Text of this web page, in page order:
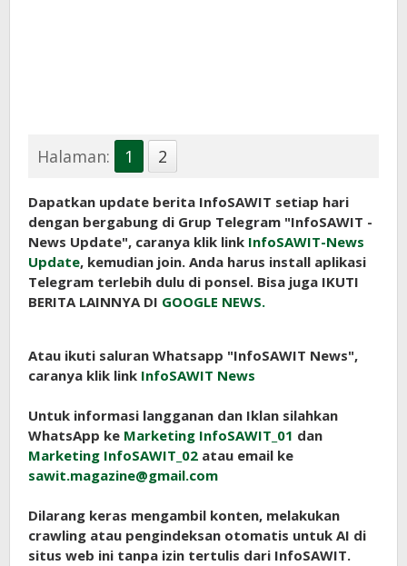
Halaman: 1 2
Dapatkan update berita InfoSAWIT setiap hari
dengan bergabung di Grup Telegram "InfoSAWIT -
News Update", caranya klik link InfoSAWIT-News
Update, kemudian join. Anda harus install aplikasi
Telegram terlebih dulu di ponsel. Bisa juga IKUTI
BERITA LAINNYA DI GOOGLE NEWS.
Atau ikuti saluran Whatsapp "InfoSAWIT News",
caranya klik link InfoSAWIT News
Untuk informasi langganan dan Iklan silahkan
WhatsApp ke Marketing InfoSAWIT_01 dan
Marketing InfoSAWIT_02 atau email ke
sawit.magazine@gmail.com
Dilarang keras mengambil konten, melakukan
crawling atau pengindeksan otomatis untuk AI di
situs web ini tanpa izin tertulis dari InfoSAWIT.